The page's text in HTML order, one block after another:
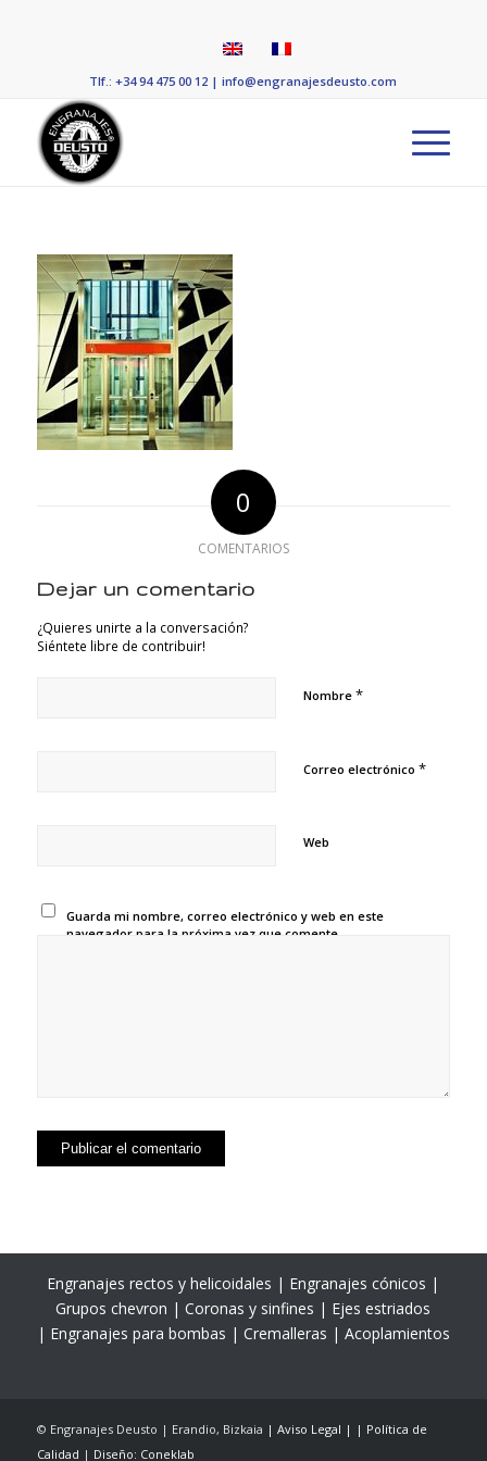
Tlf.: +34 94 475 00 12 |info@engranajesdeusto.com
0
COMENTARIOS
Dejar un comentario
¿Quieres unirte a la conversación?
Siéntete libre de contribuir!
Nombre *
Correo electrónico *
Web
Guarda mi nombre, correo electrónico y web en este
navegador para la próxima vez que comente.
Engranajes rectos y helicoidales | Engranajes cónicos |
Grupos chevron | Coronas y sinfines | Ejes estriados
| Engranajes para bombas | Cremalleras | Acoplamientos
© Engranajes Deusto | Erandio, Bizkaia | Aviso Legal | | Política de
Calidad | Diseño: Coneklab